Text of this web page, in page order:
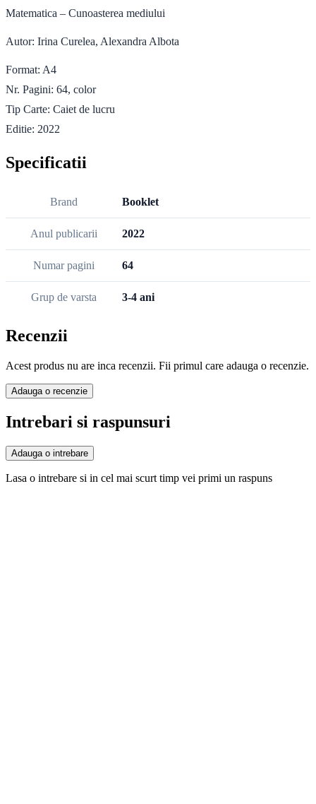
Matematica – Cunoasterea mediului
Autor: Irina Curelea, Alexandra Albota
Format: A4
Nr. Pagini: 64, color
Tip Carte: Caiet de lucru
Editie: 2022
Specificatii
Brand Booklet
Anul publicarii 2022
Numar pagini 64
Grup de varsta 3-4 ani
Recenzii
Acest produs nu are inca recenzii. Fii primul care adauga o recenzie.
Adauga o recenzie
Intrebari si raspunsuri
Adauga o intrebare
Lasa o intrebare si in cel mai scurt timp vei primi un raspuns